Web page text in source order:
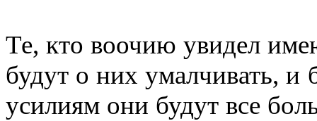
Те, кто воочию увидел
будут о них умалчивать, и
усилиям они будут все